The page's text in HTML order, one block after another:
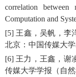
correlation between
Computation and
[5] 王鑫 ，吴帆，李
北京：中国传媒大学
[6] 王力， 王鑫 ，谢
传媒大学学报（自然